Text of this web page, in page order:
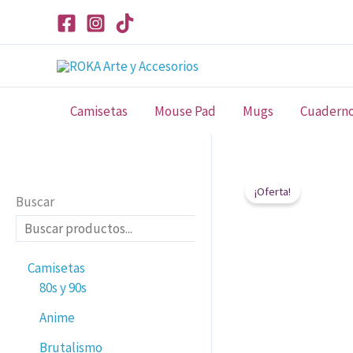
Camisetas Mouse Pad Mugs
Buscar
Camisetas
80s y 90s
Anime
Brutalismo
¡Oferta!